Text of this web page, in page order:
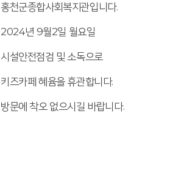
홍천군종합사회복지관입니다.
2024년 9월2일 월요일
시설안전점검 및 소독으로
키즈카페 혜윰을 휴관합니다.
방문에 착오 없으시길 바랍니다.